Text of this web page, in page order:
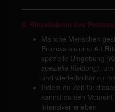
8. Ritualisieren des
Manche Menschen
Prozess als eine Art
spezielle Umgebung
spezielle Kleidung) ,
und wiederholbar zu
Indem du Zeit für
kannst du den
intensiver erleben.